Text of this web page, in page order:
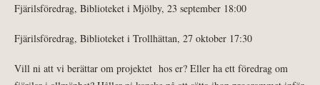
Fjärilsföredrag, Biblioteket i Mjölby, 23 september 18:00
Fjärilsföredrag, Biblioteket i Trollhättan, 27 oktober 17:30
Vill ni att vi berättar om projektet hos er? Eller ha ett föredrag om